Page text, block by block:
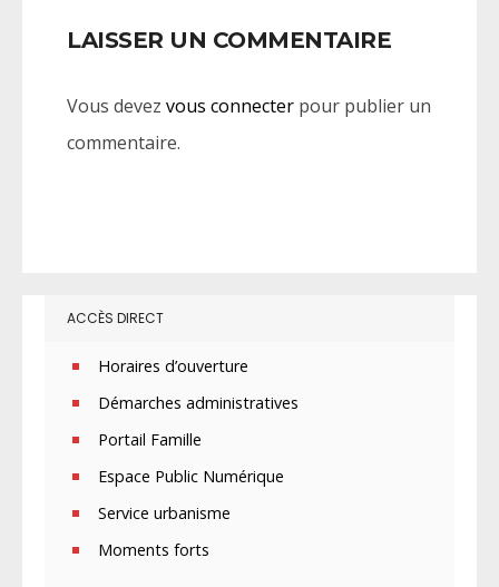
LAISSER UN COMMENTAIRE
Vous devez vous connecter pour publier un
commentaire.
ACCÈS DIRECT
Horaires d’ouverture
Démarches administratives
Portail Famille
Espace Public Numérique
Service urbanisme
Moments forts